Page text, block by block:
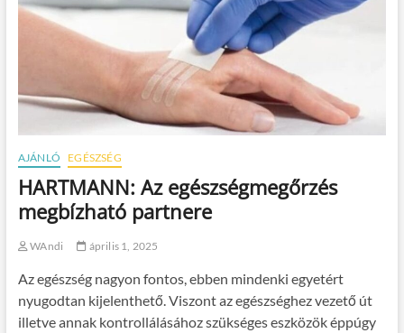
AJÁNLÓ EGÉSZSÉG
HARTMANN: Az egészségmegőrzés
megbízható partnere
WAndi április 1, 2025
Az egészség nagyon fontos, ebben mindenki egyetért
nyugodtan kijelenthető. Viszont az egészséghez vezető út
illetve annak kontrollálásához szükséges eszközök éppúgy